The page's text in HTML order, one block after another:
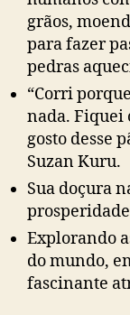
grãos,
para fazer
pedras
“Corri
nada. Fiquei
gosto desse
Suzan Kuru.
Sua doçura
Explorando
do mundo,
fascinante